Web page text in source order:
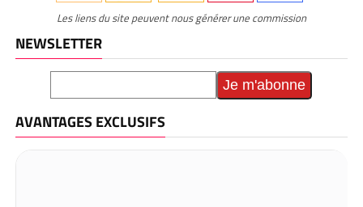
Les liens du site peuvent nous générer une commission
NEWSLETTER
AVANTAGES EXCLUSIFS